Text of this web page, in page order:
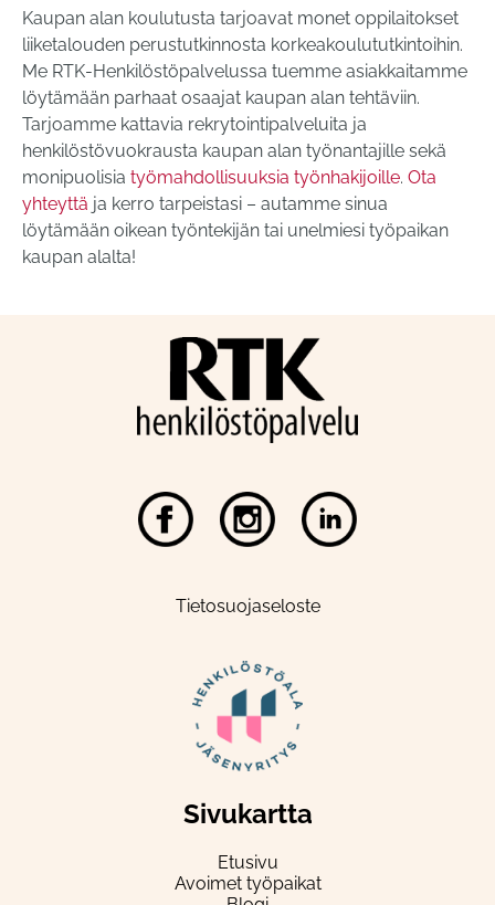
Kaupan alan koulutusta tarjoavat monet oppilaitokset
liiketalouden perustutkinnosta korkeakoulututkintoihin.
Me RTK-Henkilöstöpalvelussa tuemme asiakkaitamme
löytämään parhaat osaajat kaupan alan tehtäviin.
Tarjoamme kattavia rekrytointipalveluita ja
henkilöstövuokrausta kaupan alan työnantajille sekä
monipuolisia työmahdollisuuksia työnhakijoille. Ota
yhteyttä ja kerro tarpeistasi – autamme sinua
löytämään oikean työntekijän tai unelmiesi työpaikan
kaupan alalta!
Tietosuojaseloste
Sivukartta
Etusivu
Avoimet työpaikat